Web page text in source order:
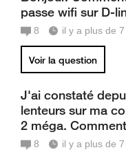
passe wifi sur D-
8 il y a plus de
Voir la question
J'ai constaté
lenteurs sur ma
2 méga.
8 il y a plus de